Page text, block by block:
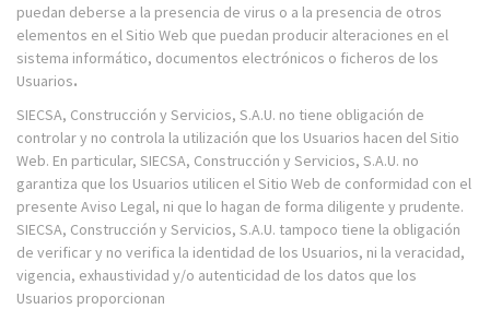
puedan deberse a la presencia de virus o a la presencia de otros
elementos en el Sitio Web que puedan producir alteraciones en el
sistema informático, documentos electrónicos o ficheros de los
Usuarios.
SIECSA, Construcción y Servicios, S.A.U. no tiene obligación de
controlar y no controla la utilización que los Usuarios hacen del Sitio
Web. En particular, SIECSA, Construcción y Servicios, S.A.U. no
garantiza que los Usuarios utilicen el Sitio Web de conformidad con el
presente Aviso Legal, ni que lo hagan de forma diligente y prudente.
SIECSA, Construcción y Servicios, S.A.U. tampoco tiene la obligación
de verificar y no verifica la identidad de los Usuarios, ni la veracidad,
vigencia, exhaustividad y/o autenticidad de los datos que los
Usuarios proporcionan